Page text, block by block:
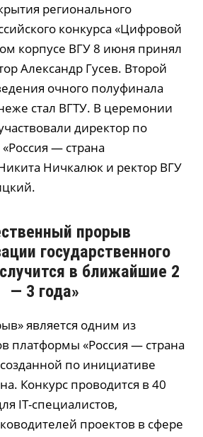
регионального
конкурса «Цифровой
корпусе ВГУ 8 июня принял
Александр Гусев. Второй
очного полуфинала
стал ВГТУ. В церемонии
директор по
— страна
Ничкалюк и ректор ВГУ
прорыв
государственного
в ближайшие 2
— 3 года»
является одним из
платформы «Россия — страна
по инициативе
Конкурс проводится в 40
IT-специалистов,
проектов в сфере